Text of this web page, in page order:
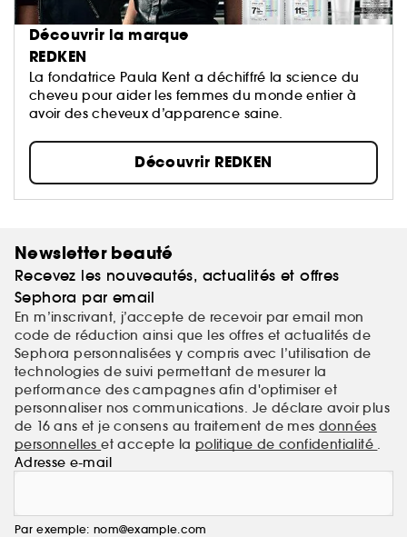
Découvrir la marque
REDKEN
La fondatrice Paula Kent a déchiffré la science du
cheveu pour aider les femmes du monde entier à
avoir des cheveux d’apparence saine.
Découvrir REDKEN
Newsletter beauté
Recevez les nouveautés, actualités et offres
Sephora par email
En m’inscrivant, j’accepte de recevoir par email mon
code de réduction ainsi que les offres et actualités de
Sephora personnalisées y compris avec l’utilisation de
technologies de suivi permettant de mesurer la
performance des campagnes afin d'optimiser et
personnaliser nos communications. Je déclare avoir plus
de 16 ans et je consens au traitement de mes données
personnelleset accepte la politique de confidentialité .
Adresse e-mail
Par exemple: nom@example.com